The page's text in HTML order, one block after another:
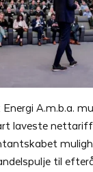
A.m.b.a.
laveste
til